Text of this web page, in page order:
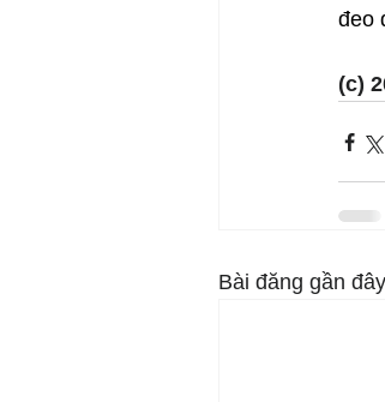
đeo
(c)
Bài đăng gần đây